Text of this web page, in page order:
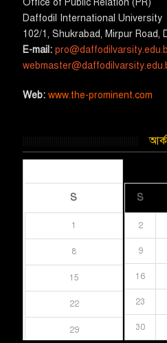
Office of Public Relation (PR)
​Daffodil International University
102/1, Shukrabad, Mirpur Road,
E-mail:
Web:www.the-prominent.com
S
2
9
16
23
30
S
1
8
15
22
29